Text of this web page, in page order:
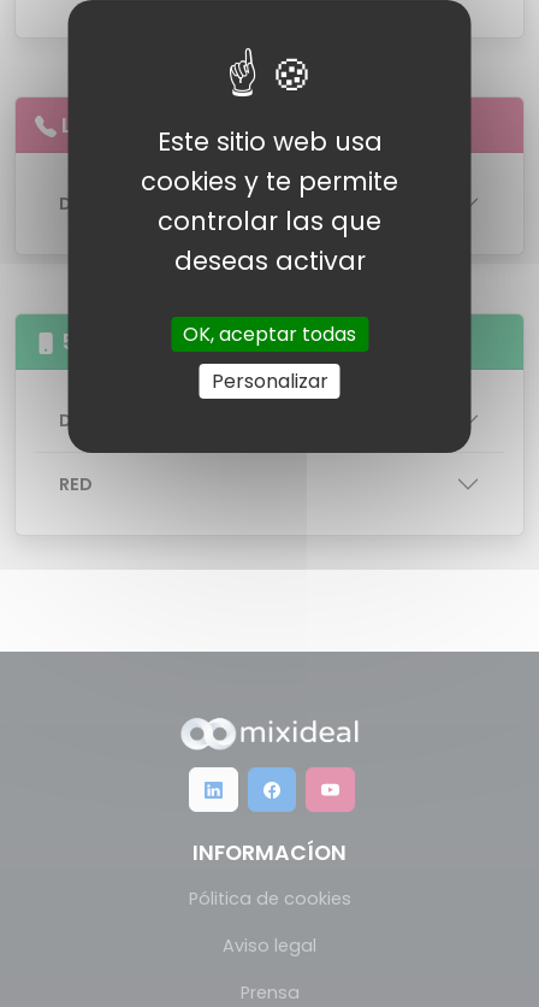
Llamadas ilimitadas a
DETALLES DE LA LINEA
5GB Llamadas illimitas
DETALLES DE LA TARIFA
RED
INFORMACÍON
Pólitica de cookies
Aviso legal
Prensa
Este sitio web usa
cookies y te permite
controlar las que
deseas activar
OK, aceptar todas
Personalizar